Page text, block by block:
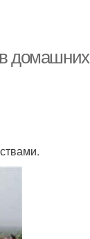
в домашних